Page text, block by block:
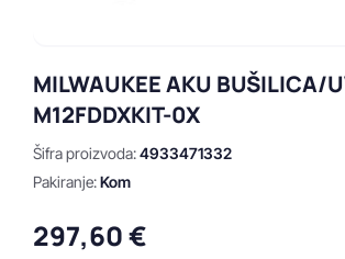
MILWAUKEE AKU BUŠILICA/
M12FDDXKIT-0X
Šifra proizvoda:4933471332
Pakiranje:Kom
297,60 €